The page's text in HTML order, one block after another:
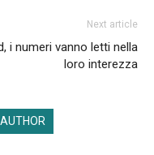
Next article
i numeri vanno letti nella
loro interezza